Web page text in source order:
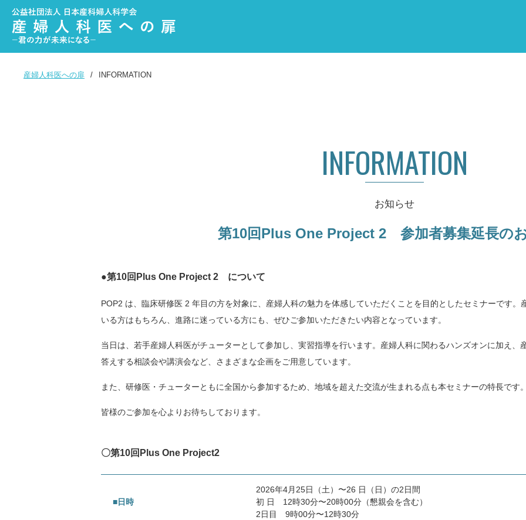
産婦人科医への扉 INFORMATION
INFORMATION
お知らせ
第10回Plus One Project 2 参加者募集延長の
●第10回Plus One Project 2 について
POP2 は、臨床研修医 2 年目の方を対象に、産婦人科の魅力を体感していただくことを目的としたセミナーです。
いる方はもちろん、進路に迷っている方にも、ぜひご参加いただきたい内容となっています。
当日は、若手産婦人科医がチューターとして参加し、実習指導を行います。産婦人科に関わるハンズオンに加え、
答えする相談会や講演会など、さまざまな企画をご用意しています。
また、研修医・チューターともに全国から参加するため、地域を超えた交流が生まれる点も本セミナーの特長です。
皆様のご参加を心よりお待ちしております。
〇第10回Plus One Project2
■日時
2026年4月25日（土）〜26 日（日）の2日間
初 日 12時30分〜20時00分（懇親会を含む）
2日目 9時00分〜12時30分